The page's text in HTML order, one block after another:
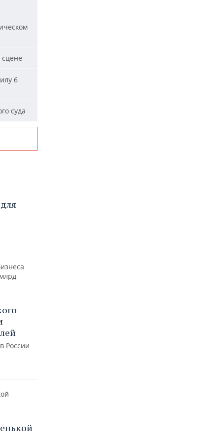
6
суда
России